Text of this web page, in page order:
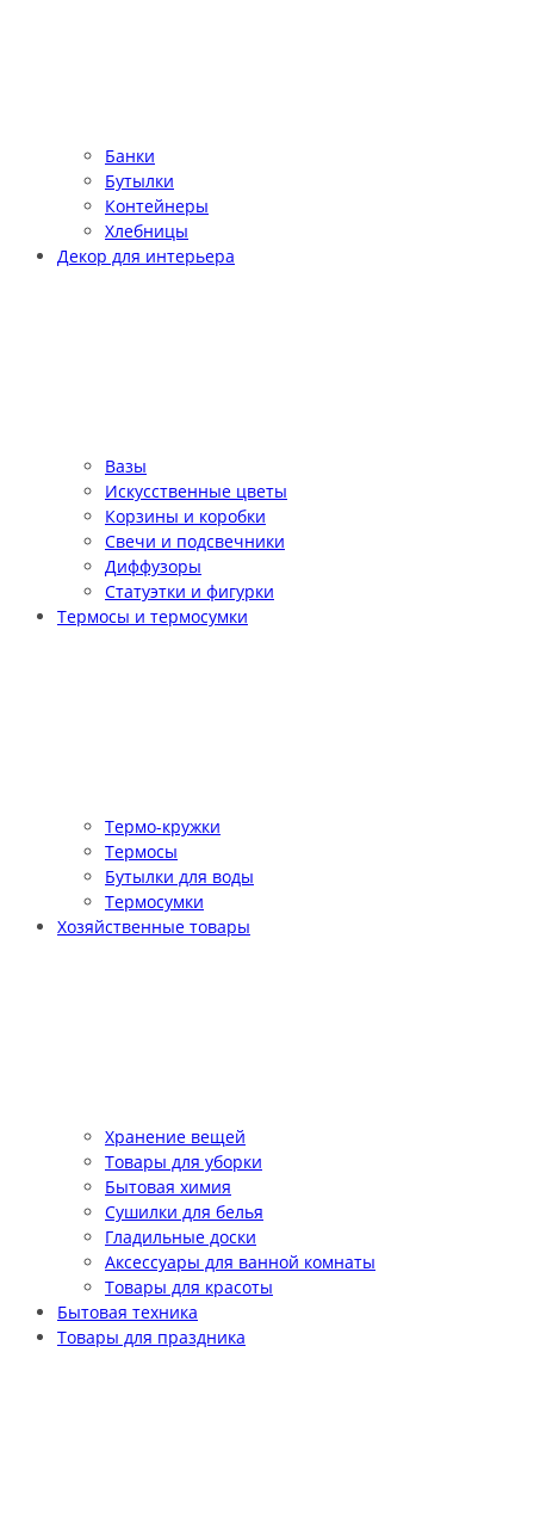
Банки
Бутылки
Контейнеры
Хлебницы
Декор для интерьера
Вазы
Искусственные цветы
Корзины и коробки
Свечи и подсвечники
Диффузоры
Статуэтки и фигурки
Термосы и термосумки
Термо-кружки
Термосы
Бутылки для воды
Термосумки
Хозяйственные товары
Хранение вещей
Товары для уборки
Бытовая химия
Сушилки для белья
Гладильные доски
Аксессуары для ванной комнаты
Товары для красоты
Бытовая техника
Товары для праздника